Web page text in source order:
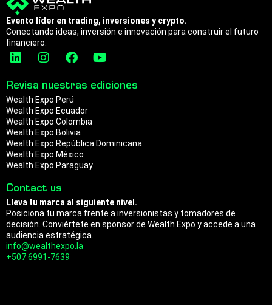
Evento líder en trading, inversiones y crypto.
Conectando ideas, inversión e innovación para construir el futuro
financiero.
L
i
k
e
d
i
n
I
n
t
a
g
r
a
m
F
a
e
b
o
o
k
Y
o
u
t
Revisa nuestras ediciones
Wealth Expo Perú
Wealth Expo Ecuador
Wealth Expo Colombia
Wealth Expo Bolivia
Wealth Expo República Dominicana
Wealth Expo México
Wealth Expo Paraguay
Contact us
Lleva tu marca al siguiente nivel.
Posiciona tu marca frente a inversionistas y tomadores de
decisión. Conviértete en sponsor de Wealth Expo y accede a una
audiencia estratégica.
info@wealthexpo.la
+507 6991-7639